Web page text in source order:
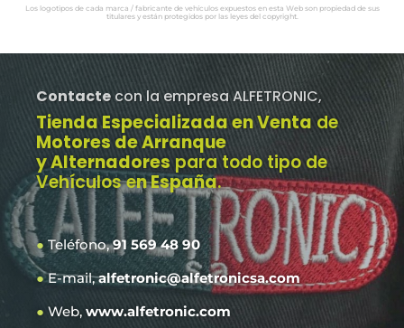
Los logotipos de cada marca / fabricante de vehículos expuestos en esta Web son propiedad de sus
titulares y están protegidos por las leyes del copyright.
Contacte con la empresa ALFETRONIC,
Tienda Especializada en Venta de
Motores de Arranque
y Alternadores para todo tipo de
Vehículos en España.
●Teléfono,91 569 48 90
●E-mail,alfetronic@alfetronicsa.com
● Web, www.alfetronic.com